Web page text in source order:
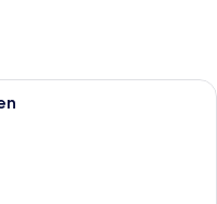
met een groot bed, een